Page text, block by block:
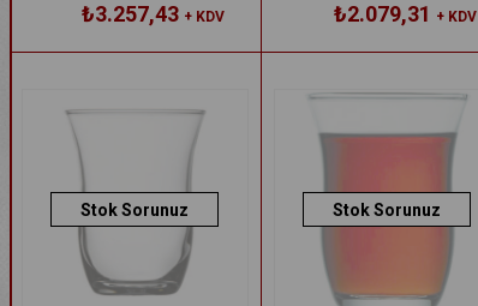
₺3.257,43 + KDV ₺2.079,31 + KDV
Stok Sorunuz Stok Sorunuz